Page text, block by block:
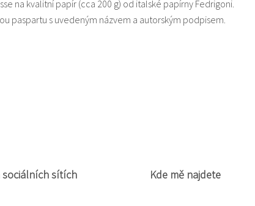
na kvalitní papír (cca 200 g) od italské papírny Fedrigoni.
paspartu s uvedeným názvem a autorským podpisem.
sociálních sítích Kde mě najdete